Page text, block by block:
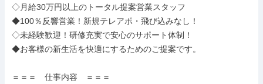
◇月給30万円以上のトータル提案営業スタッフ
◆100％反響営業！新規テレアポ・飛び込みなし！
◇未経験歓迎！研修充実で安心のサポート体制！
◆お客様の新生活を快適にするためのご提案です。
＝＝＝　仕事内容　＝＝＝